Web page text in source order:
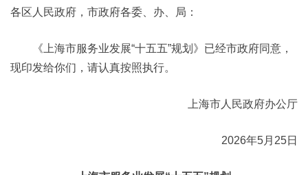
各区人民政府，市政府各委、办、局：
《上海市服务业发展“十五五”规划》已经市政府同意，
现印发给你们，请认真按照执行。
上海市人民政府办公厅
2026年5月25日